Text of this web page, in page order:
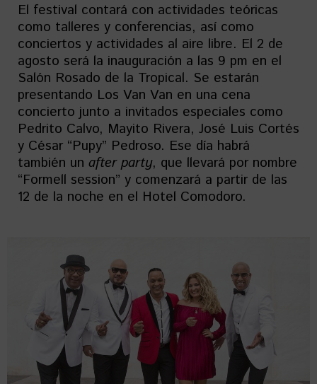
El festival contará con actividades teóricas
como talleres y conferencias, así como
conciertos y actividades al aire libre. El 2 de
agosto será la inauguración a las 9 pm en el
Salón Rosado de la Tropical. Se estarán
presentando Los Van Van en una cena
concierto junto a invitados especiales como
Pedrito Calvo, Mayito Rivera, José Luis Cortés
y César “Pupy” Pedroso. Ese día habrá
también un after party, que llevará por nombre
“Formell session” y comenzará a partir de las
12 de la noche en el Hotel Comodoro.